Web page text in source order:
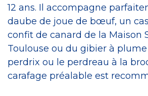
12 ans. Il accompagne
daube de joue de bœuf, un
confit de canard de la Maison
Toulouse ou du gibier à
perdrix ou le perdreau à la
carafage préalable est